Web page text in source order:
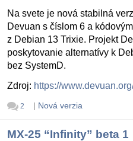
Na svete je nová stabilná
Devuan s číslom 6 a
z Debian 13 Trixie. Projekt
poskytovanie alternatívy k
bez SystemD.
Zdroj: https://
2 | Nová verzia
MX-25 “Infinity” beta 1